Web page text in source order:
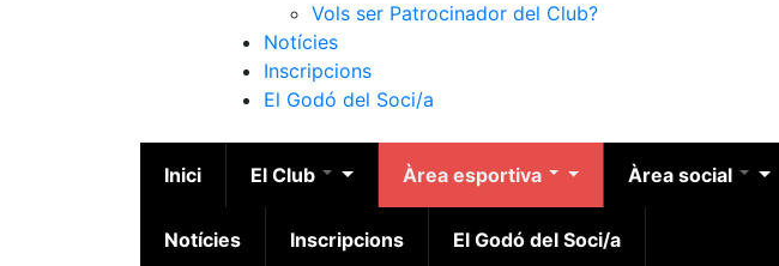
Vols ser Patrocinador del Club?
Notícies
Inscripcions
El Godó del Soci/a
Inici El Club Àrea esportiva Àrea social
Notícies Inscripcions El Godó del Soci/a